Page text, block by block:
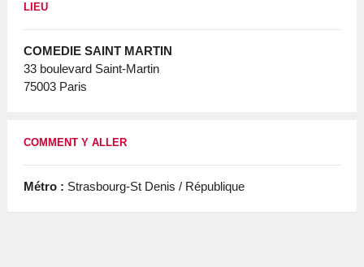
LIEU
COMEDIE SAINT MARTIN
33 boulevard Saint-Martin
75003 Paris
COMMENT Y ALLER
Métro : Strasbourg-St Denis / République